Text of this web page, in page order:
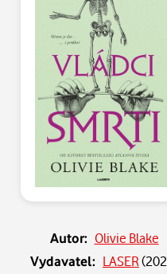
Autor: Olivie Blake
Vydavatel: LASER(